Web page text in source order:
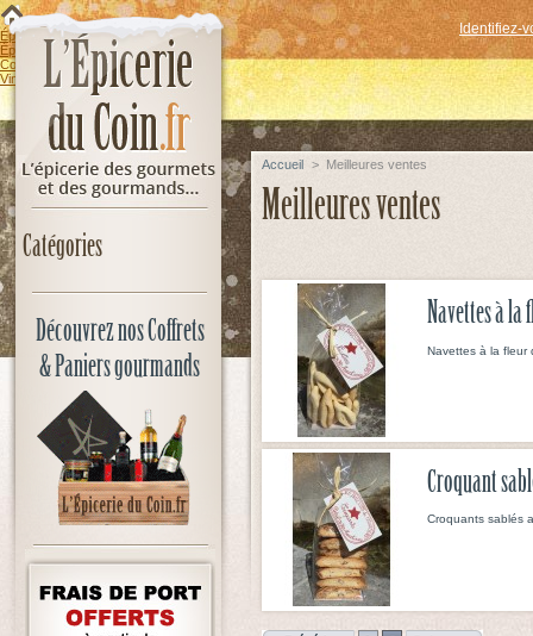
Identifiez-
Épicerie sucrée
Épicerie salée
Coffrets & Paniers gourmands
Vins & Spiritueux
Catégories
Découvrez nos Coffrets
& Paniers gourmands
Accueil > Meilleures ventes
Meilleures ventes
Navettes à
Navettes à la fleur
Croquant
Croquants sablés